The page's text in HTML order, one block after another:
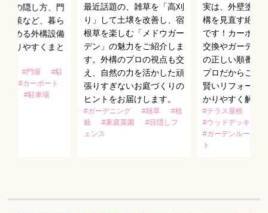
機の隠し方、門
対策など、暮ら
高める外構設備
かりやすくまと
#門塀
#駐
#カーポート
#駐車場
最近話題の、雑草を「高刈
り」して土壌を改善し、宿
根草を楽しむ「メドウガー
デン」の魅力をご紹介しま
す。外構のプロの視点も交
え、自然の力を活かした頑
張りすぎないお庭づくりの
ヒントをお届けします。
#ガーデニング #雑草
#植
栽
#家庭菜園
#目隠しフ
ェンス
実は、外壁塗装
構を見直す絶好
です！カーポー
交換やガーデン
の正しい順番な
プロだからこそ
賢いリフォーム
かりやすく解説
#テラス屋根
#ウッドデッキ
#ガーデンルーム
ト